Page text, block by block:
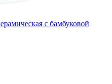
с бамбуковой